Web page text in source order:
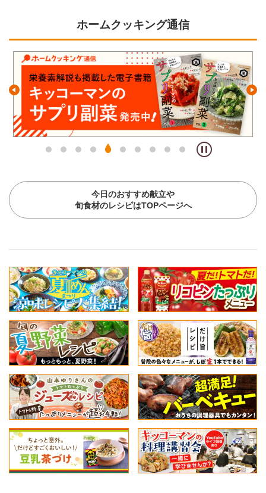
ホームクッキング通信
今日のおすすめ献立や
旬食材のレシピはTOPページへ